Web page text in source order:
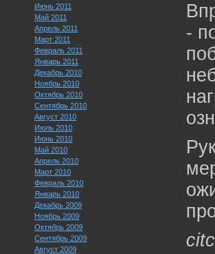
Июнь 2011
Май 2011
Апрель 2011
Март 2011
Февраль 2011
Январь 2011
Декабрь 2010
Ноябрь 2010
Октябрь 2010
Сентябрь 2010
Август 2010
Июль 2010
Июнь 2010
Май 2010
Апрель 2010
Март 2010
Февраль 2010
Январь 2010
Декабрь 2009
Ноябрь 2009
Октябрь 2009
Сентябрь 2009
Август 2009
-